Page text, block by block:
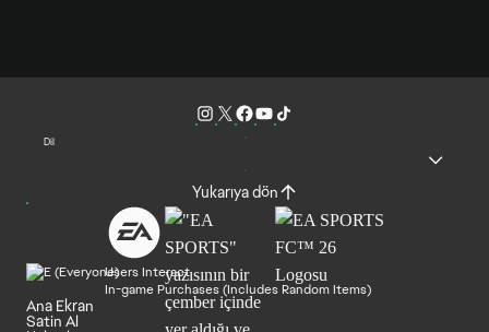
Dil
Yukarıya dön
Users Interact
In-game Purchases (Includes Random Items)
Ana Ekran
Satin Al